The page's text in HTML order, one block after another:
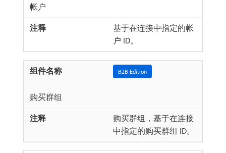
帐户
基于在连接中指定的帐
户 ID。
B2B Edition
购买群组
购买群组，基于在连接
中指定的购买群组 ID。